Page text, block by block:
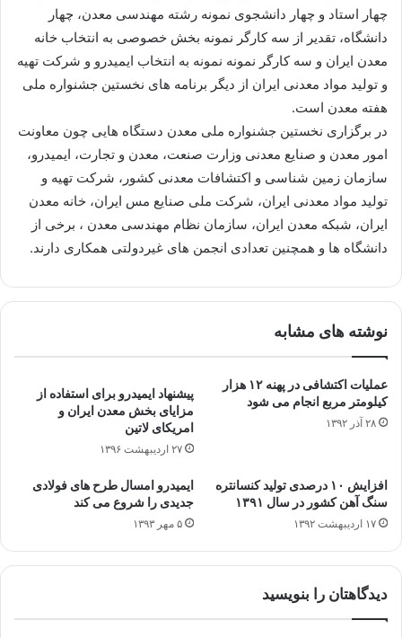
چهار استاد و چهار دانشجوی نمونه رشته مهندسی معدن، چهار
دانشگاه، تقدیر از سه كارگر نمونه بخش خصوصی به انتخاب خانه
معدن ایران و سه كارگر نمونه نمونه به انتخاب ایمیدرو و شركت تهیه
و تولید مواد معدنی ایران از دیگر برنامه های نخستین جشنواره ملی
هفته معدن است.
در برگزاری نخستین جشنواره ملی معدن دستگاه هایی چون معاونت
امور معدن و صنایع معدنی وزارت صنعت، معدن و تجارت، ایمیدرو،
سازمان زمین شناسی و اكتشافات معدنی كشور، شركت تهیه و
تولید مواد معدنی ایران، شركت ملی صنایع مس ایران، خانه معدن
ایران، شبكه معدن ایران، سازمان نظام مهندسی معدن ، برخی از
دانشگاه ها و همچنین تعدادی انجمن های غیردولتی همكاری دارند.
نوشته های مشابه
عملیات اکتشافی در پهنه ۱۲ هزار
کیلومتر مربع انجام می شود
۲۸ آذر ۱۳۹۲
پیشنهاد ایمیدرو برای استفاده از
مزایای بخش معدن ایران و
امریکای لاتین
۲۷ اردیبهشت ۱۳۹۶
افزایش ۱۰ درصدی تولید کنسانتره
سنگ آهن کشور در سال ۱۳۹۱
۱۷ اردیبهشت ۱۳۹۲
ایمیدرو امسال طرح های فولادی
جدیدی را شروع می کند
۵ مهر ۱۳۹۳
دیدگاهتان را بنویسید